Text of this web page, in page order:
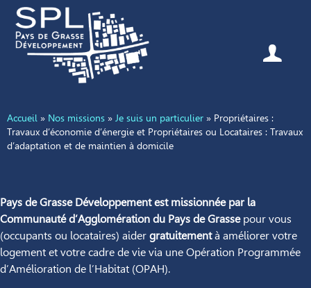
Accueil » Nos missions » Je suis un particulier » Propriétaires :
Travaux d’économie d’énergie et Propriétaires ou Locataires : Travaux
d’adaptation et de maintien à domicile
Pays de Grasse Développement est missionnée par la
Communauté d’Agglomération du Pays de Grasse pour vous
(occupants ou locataires) aider gratuitementà améliorer votre
logement et votre cadre de vie via une Opération Programmée
d’Amélioration de l’Habitat (OPAH).